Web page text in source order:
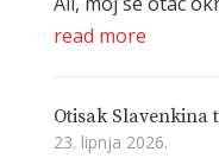
read more
Otisak Slavenkina
23. lipnja 2026.